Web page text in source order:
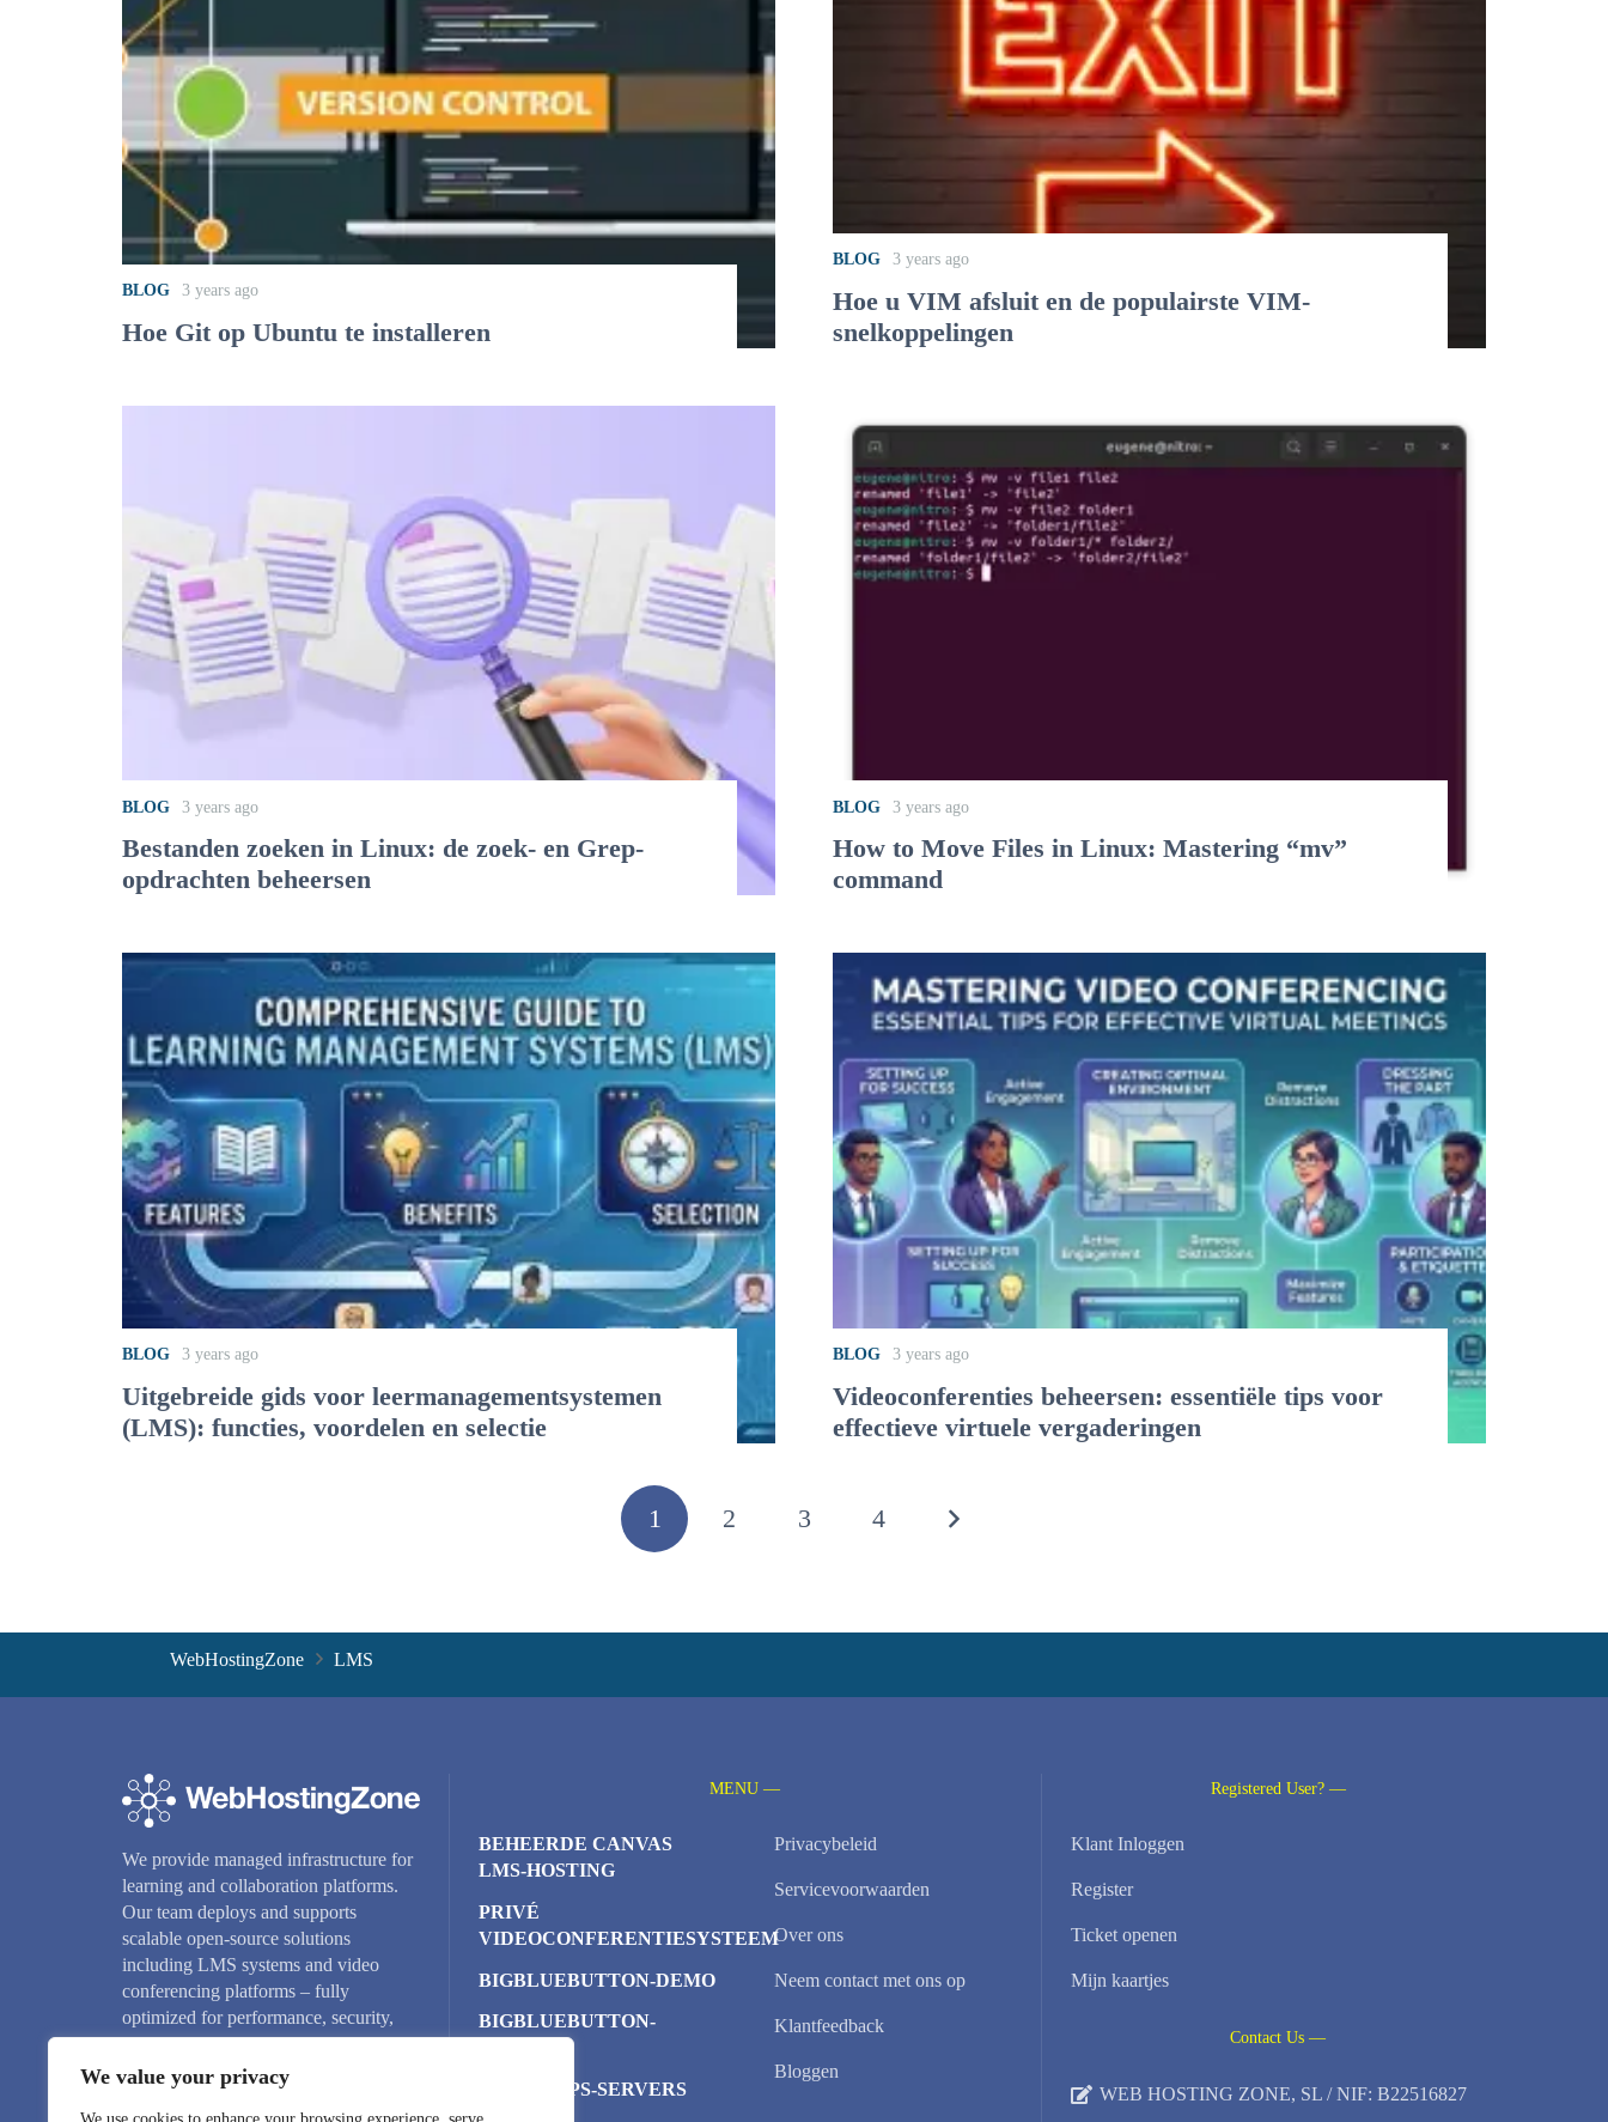
We value your privacy
BLOG 3 years ago
Hoe Git op Ubuntu te installeren
BLOG 3 years ago
Hoe u VIM afsluit en de populairste VIM-
snelkoppelingen
BLOG 3 years ago
Bestanden zoeken in Linux: de zoek- en Grep-
opdrachten beheersen
BLOG 3 years ago
How to Move Files in Linux: Mastering “mv”
command
BLOG 3 years ago
Uitgebreide gids voor leermanagementsystemen
(LMS): functies, voordelen en selectie
BLOG 3 years ago
Videoconferenties beheersen: essentiële tips voor
effectieve virtuele vergaderingen
1 2 3 4
WebHostingZone LMS
We provide managed infrastructure for
learning and collaboration platforms.
Our team deploys and supports
scalable open-source solutions
including LMS systems and video
conferencing platforms – fully
optimized for performance, security,
and reliability.
MENU —
BEHEERDE CANVAS
LMS-HOSTING
PRIVÉ
VIDEOCONFERENTIESYSTEEM
BIGBLUEBUTTON-DEMO
BIGBLUEBUTTON-
CLOUD VPS-SERVERS
Privacybeleid
Servicevoorwaarden
Over ons
Neem contact met ons op
Klantfeedback
Bloggen
Registered User? —
Klant Inloggen
Register
Ticket openen
Mijn kaartjes
Contact Us —
WEB HOSTING ZONE, SL / NIF: B22516827